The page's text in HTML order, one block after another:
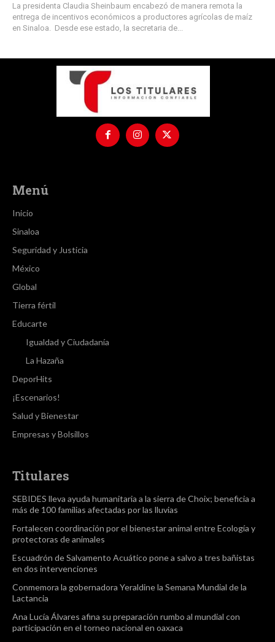
La presidenta Claudia Sheinbaum encabezó de manera remota la
entrega de incentivos económicos a productores agrícolas de maíz
en Sinaloa. Desde ese estado, la secretaria de...
Menú
Inicio
Sinaloa
Seguridad y Justicia
México
Global
Tierra fértil
Educarte
Igualdad y Ciudadanía
La Hazaña
DeporHits
¡Escenarios!
Salud y Bienestar
Empresas y Bolsillos
Titulares
SEBIDES lleva ayuda humanitaria a la sierra de Choix; beneficia a
más de 100 familias afectadas por las lluvias
Fortalecen coordinación por el bienestar animal entre Ecología y
protectoras de animales
Escuadrón de Salvamento Acuático pone a salvo a tres bañistas
en dos intervenciones
Conmemora la gobernadora Yeraldine la Semana Mundial de la
Lactancia
Ana Lucía Álvares afina su preparación rumbo al mundial con
participación en el torneo nacional en oaxaca